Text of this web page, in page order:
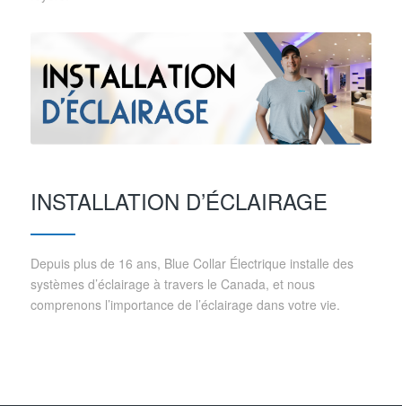
INSTALLATION D’ÉCLAIRAGE
Depuis plus de 16 ans, Blue Collar Électrique installe des
systèmes d’éclairage à travers le Canada, et nous
comprenons l’importance de l’éclairage dans votre vie.